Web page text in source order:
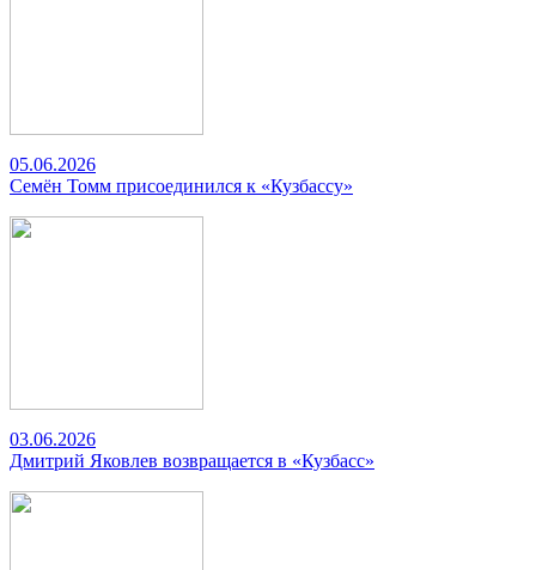
05.06.2026
Семён Томм присоединился к «Кузбассу»
03.06.2026
Дмитрий Яковлев возвращается в «Кузбасс»